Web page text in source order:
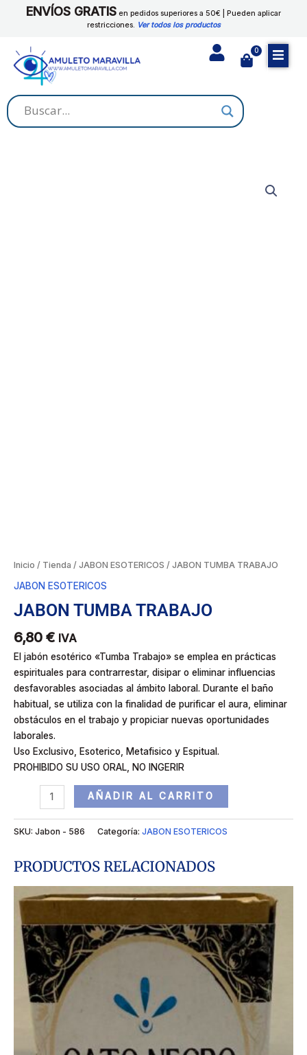
ENVÍOS GRATIS en pedidos superiores a 50€ | Pueden aplicar
restricciones. Ver todos los productos
0
Cart
Inicio / Tienda / JABON ESOTERICOS / JABON TUMBA TRABAJO
JABON ESOTERICOS
JABON TUMBA TRABAJO
6,80 € IVA
El jabón esotérico «Tumba Trabajo» se emplea en prácticas
espirituales para contrarrestar, disipar o eliminar influencias
desfavorables asociadas al ámbito laboral. Durante el baño
habitual, se utiliza con la finalidad de purificar el aura, eliminar
obstáculos en el trabajo y propiciar nuevas oportunidades
laborales.
Uso Exclusivo, Esoterico, Metafisico y Espitual.
PROHIBIDO SU USO ORAL, NO INGERIR
AÑADIR AL CARRITO
SKU: Jabon - 586 Categoría: JABON ESOTERICOS
PRODUCTOS RELACIONADOS
cantidad